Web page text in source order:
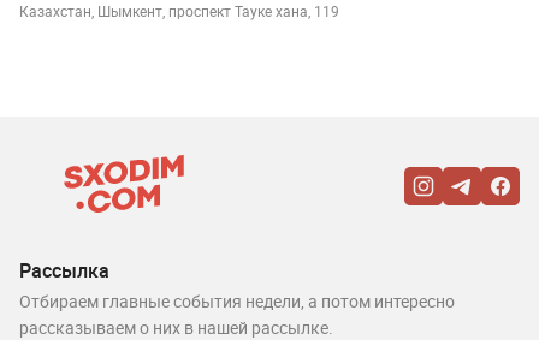
Казахстан, Шымкент, проспект Тауке хана, 119
Рассылка
Отбираем главные события недели, а потом интересно
рассказываем о них в нашей рассылке.